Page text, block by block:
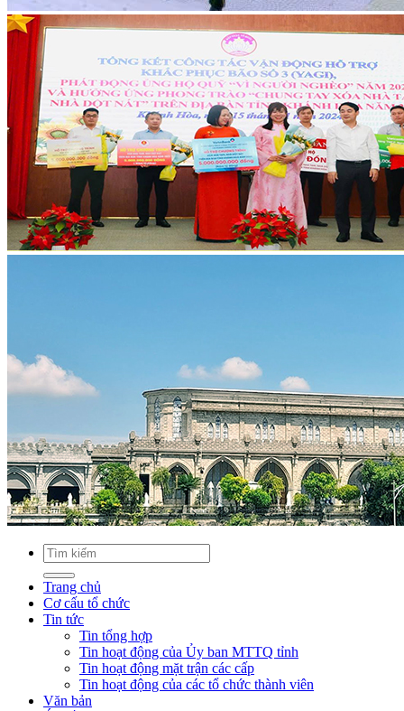
Trang chủ
Cơ cấu tổ chức
Tin tức
Tin tổng hợp
Tin hoạt động của Ủy ban MTTQ tỉnh
Tin hoạt động mặt trận các cấp
Tin hoạt động của các tổ chức thành viên
Văn bản